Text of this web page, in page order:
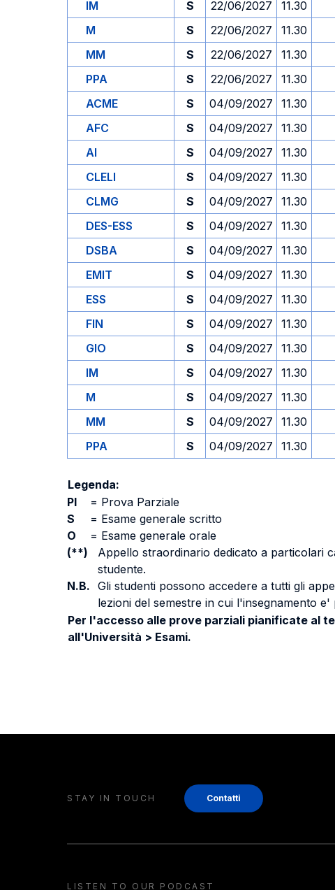
IM
S 22/06/2027 11.30
M
S 22/06/2027 11.30
MM
S 22/06/2027 11.30
PPA
S 22/06/2027 11.30
ACME
S 04/09/2027 11.30
AFC
S 04/09/2027 11.30
AI
S 04/09/2027 11.30
CLELI
S 04/09/2027 11.30
CLMG
S 04/09/2027 11.30
DES-ESS
S 04/09/2027 11.30
DSBA
S 04/09/2027 11.30
EMIT
S 04/09/2027 11.30
ESS
S 04/09/2027 11.30
FIN
S 04/09/2027 11.30
GIO
S 04/09/2027 11.30
IM
S 04/09/2027 11.30
M
S 04/09/2027 11.30
MM
S 04/09/2027 11.30
PPA
S 04/09/2027 11.30
Legenda:
PI
= Prova Parziale
S
= Esame generale scritto
O
= Esame generale orale
(**)
Appello straordinario dedicato a particolari
studente.
N.B. Gli studenti possono accedere a tutti gli
lezioni del semestre in cui l'insegnamento
Per l'accesso alle prove parziali pianificate al
all'Università > Esami.
STAY IN TOUCH Contatti
LISTEN TO OUR PODCAST